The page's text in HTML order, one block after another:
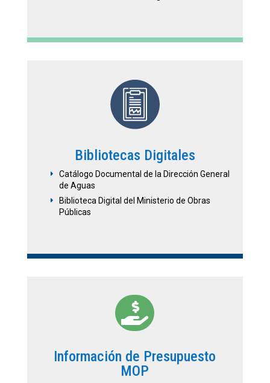
Bibliotecas Digitales
E
Catálogo Documental de la Dirección General
de Aguas
E
Biblioteca Digital del Ministerio de Obras
Públicas

Información de Presupuesto
MOP